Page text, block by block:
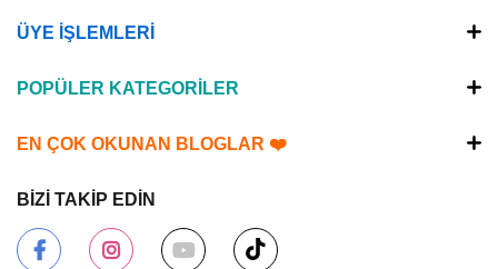
Sistemleri Arasındaki Farklar
Bilgisayar soğutma sistemleri
iki ana kategoriye ayrılır. Her iki sistem de
Hava Soğutma
ÜYE İŞLEMLERİ
POPÜLER KATEGORİLER
EN ÇOK OKUNAN BLOGLAR ❤️
BİZİ TAKİP EDİN